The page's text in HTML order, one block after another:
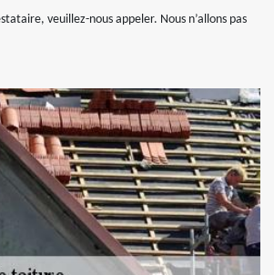
veuillez-nous appeler. Nous n’allons pas